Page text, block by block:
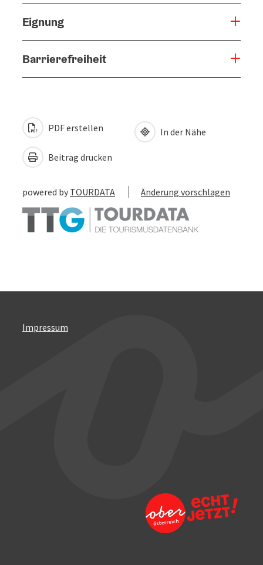
Eignung
Barrierefreiheit
PDF erstellen
Beitrag drucken
In der Nähe
powered by TOURDATA Änderung vorschlagen
Impressum